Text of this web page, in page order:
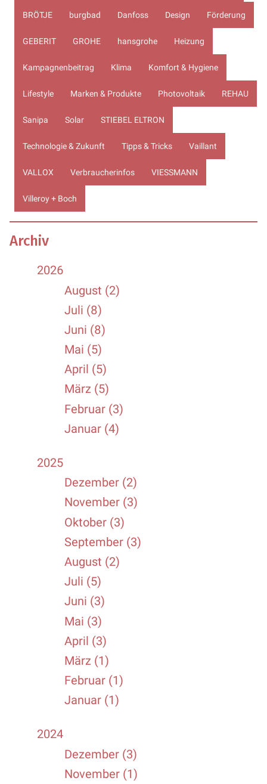
BRÖTJE burgbad Danfoss Design Förderung
GEBERIT GROHE hansgrohe Heizung
Kampagnenbeitrag Klima Komfort & Hygiene
Lifestyle Marken & Produkte Photovoltaik REHAU
Sanipa Solar STIEBEL ELTRON
Technologie & Zukunft Tipps & Tricks Vaillant
VALLOX Verbraucherinfos VIESSMANN
Villeroy + Boch
Archiv
2026
August (2)
Juli (8)
Juni (8)
Mai (5)
April (5)
März (5)
Februar (3)
Januar (4)
2025
Dezember (2)
November (3)
Oktober (3)
September (3)
August (2)
Juli (5)
Juni (3)
Mai (3)
April (3)
März (1)
Februar (1)
Januar (1)
2024
Dezember (3)
November (1)